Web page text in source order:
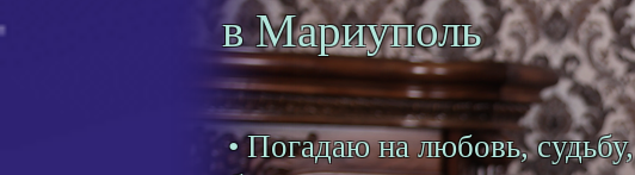
в Мариуполь
• Погадаю на любовь, судьбу,